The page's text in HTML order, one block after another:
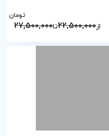
از22,500,000تا27,500,000
تومان